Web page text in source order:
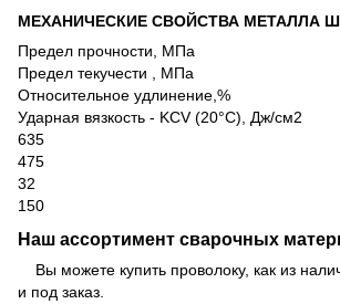
МЕХАНИЧЕСКИЕ СВОЙСТВА МЕТАЛЛА
Предел прочности, МПа
Предел текучести , МПа
Относительное удлинение,%
Ударная вязкость - KCV (20°C), Дж/см2
635
475
32
150
Наш ассортимент сварочных
Вы можете купить проволоку, как из
и под заказ.